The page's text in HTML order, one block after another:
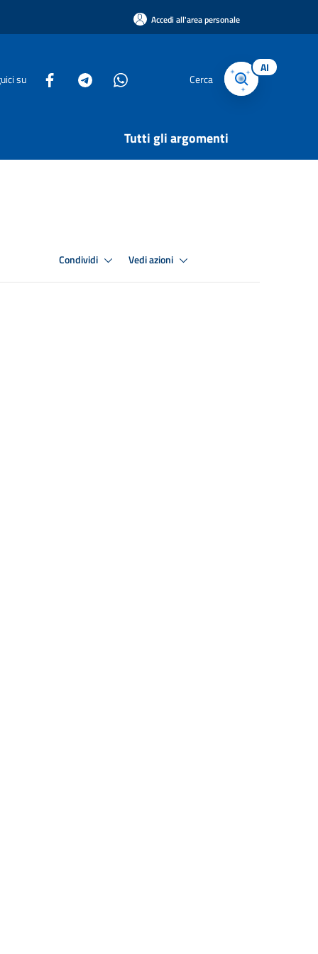
Accedi all'area personale
su Cerca
AI
Tutti gli argomenti
Condividi Vedi azioni